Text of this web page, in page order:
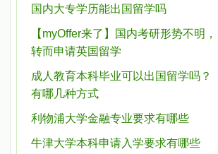
国内大专学历能出国留学吗
【myOffer来了】国内考研形势不明，
转而申请英国留学
成人教育本科毕业可以出国留学吗？
有哪几种方式
利物浦大学金融专业要求有哪些
牛津大学本科申请入学要求有哪些